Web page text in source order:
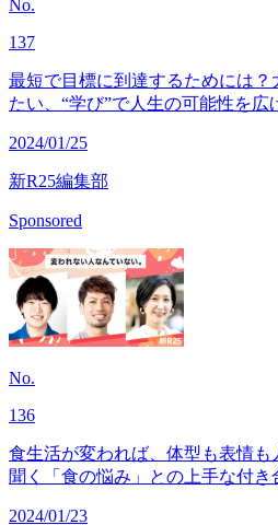
No.
137
最短で目標に到達するためには？
たい、“学び”で人生の可能性を広
2024/01/25
新R25編集部
Sponsored
No.
136
食生活が変われば、体型も表情も
聞く「食の悩み」との上手な付き
2024/01/23